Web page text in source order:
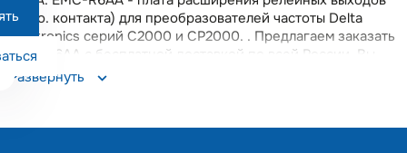
(6 н.о. контакта) для преобразователей частоты Delta
Electronics серий C2000 и CP2000. . Предлагаем заказать
EMC-R6AA с бесплатной доставкой по всей России. Вы
получите качественный прибор с гарантией 18 месяцев.
Данная позиция поддерживается на складе в Москве, что
Развернуть